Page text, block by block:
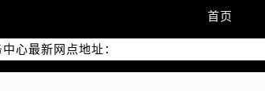
首页
服务网络优化升级公告
售后客户服务热线：400-992-7093
心最新网点地址：
汇中心写字楼2座37层3705室（需提前预约）